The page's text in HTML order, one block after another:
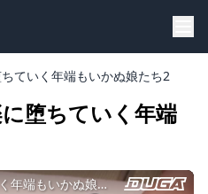
ていく年端もいかぬ娘たち2
堕ちていく年端